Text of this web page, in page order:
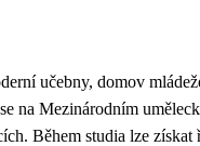
učebny, domov
na Mezinárodním
Během studia lze